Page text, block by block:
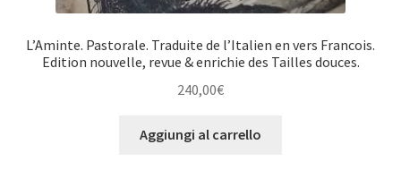
L’Aminte. Pastorale. Traduite de l’Italien en vers Francois.
Edition nouvelle, revue & enrichie des Tailles douces.
240,00€
Aggiungi al carrello